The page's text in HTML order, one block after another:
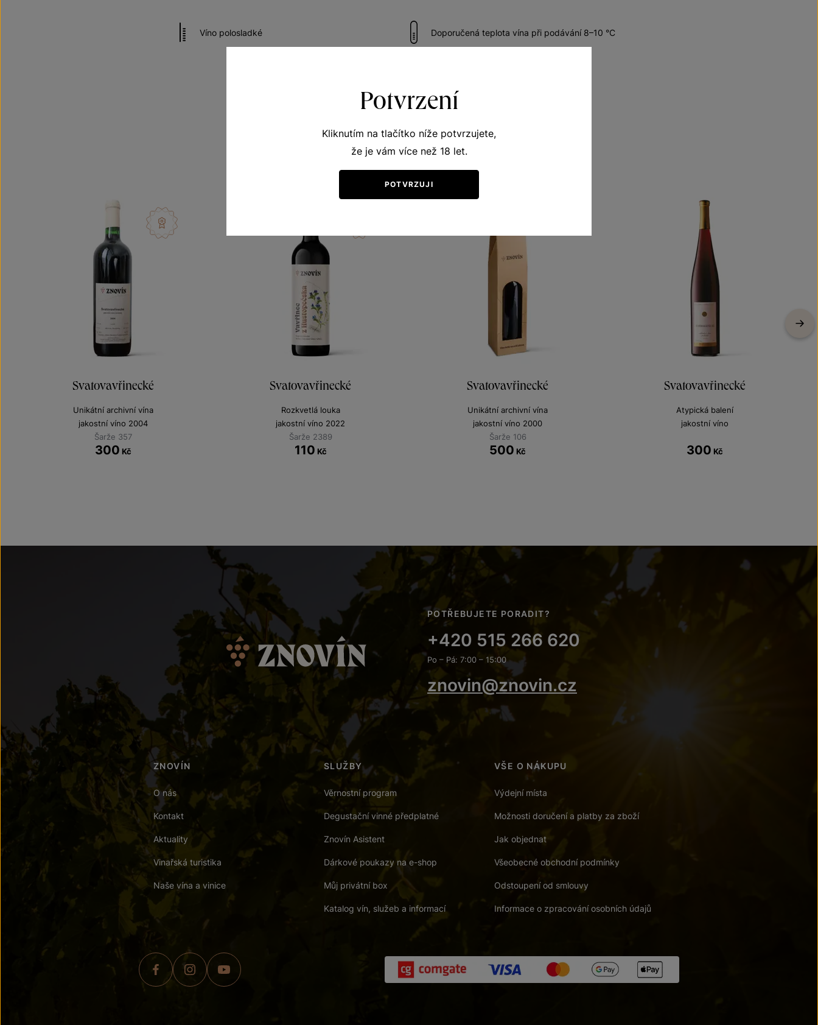
Víno polosladké Doporučená teplota vína při podávání 8–10 °C
Ochutnejte podobná vína
Svatovavřinecké
Unikátní archivní vína
jakostní víno 2004
Šarže 357
300 Kč
Svatovavřinecké
Rozkvetlá louka
jakostní víno 2022
Šarže 2389
110 Kč
Svatovavřinecké
Unikátní archivní vína
jakostní víno 2000
Šarže 106
500 Kč
MESSENGEREM
Svatovavřinecké
Atypická balení
jakostní víno
300 Kč
POTŘEBUJETE PORADIT?
+420 515 266 620
Po – Pá: 7:00 – 15:00
znovin@znovin.cz
ZNOVÍN
O nás
Kontakt
Aktuality
Vinařská turistika
Naše vína a vinice
SLUŽBY
Věrnostní program
Degustační vinné předplatné
Znovín Asistent
Dárkové poukazy na e-shop
Můj privátní box
Katalog vín, služeb a informací
VŠE O NÁKUPU
Výdejní místa
Možnosti doručení a platby za zboží
Jak objednat
Všeobecné obchodní podmínky
Odstoupení od smlouvy
Informace o zpracování osobních údajů
Potvrzení
Kliknutím na tlačítko níže potvrzujete,
že je vám více než 18 let.
POTVRZUJI